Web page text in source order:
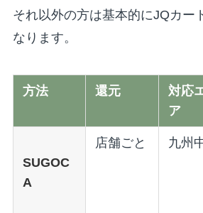
それ以外の方は基本的にJQカー
なります。
方法 還元
対応
ア
SUGOC
A
店舗ごと 九州